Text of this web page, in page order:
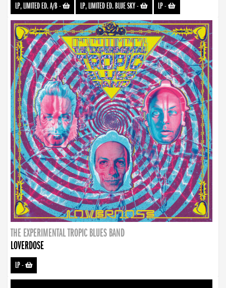
LP, LIMITED ED. A/B- LP, LIMITED ED. BLUE SKY- LP-
THE EXPERIMENTAL TROPIC BLUES BAND
LOVERDOSE
LP-